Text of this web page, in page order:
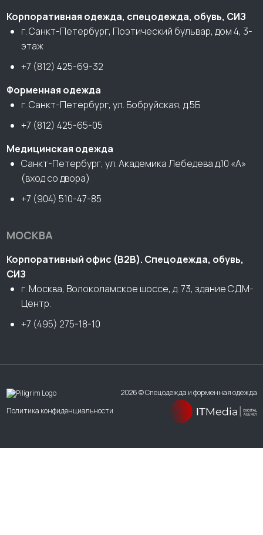
Корпоративная одежда, спецодежда, обувь, СИЗ
г. Санкт-Петербург, Поэтический бульвар, дом 4, 3-
этаж
+7 (812) 425-69-32
Форменная одежда
г. Санкт-Петербург, ул. Бобруйская, д.5Б
+7 (812) 425-65-05
Медицинская одежда
Санкт-Петербург, ул. Академика Лебедева д.10 «А»
(вход со двора)
+7 (904) 510-47-85
МОСКВА
Корпоративный офис (В2В). Спецодежда, обувь,
СИЗ
г. Москва, Волоколамское шоссе, д. 73, здание СДМ-
Центр.
+7 (495) 275-18-10
2026 © Спецодежда и форменная одежда
Политика конфиденциальности